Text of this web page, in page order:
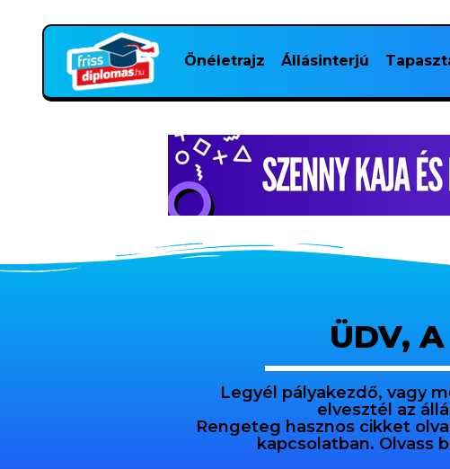
Önéletrajz Állásinterjú
ÜDV,
Legyél pályakezdő, vagy
elvesztél az
Rengeteg hasznos cikket
kapcsolatban. Olvass